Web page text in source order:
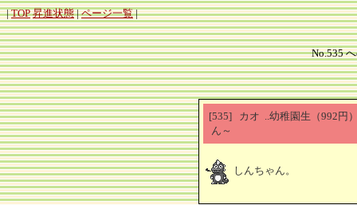
|TOP 昇進状態|ページ一覧|
No.535
[535] カオ ..幼稚園生（992
ん～
しんちゃん。